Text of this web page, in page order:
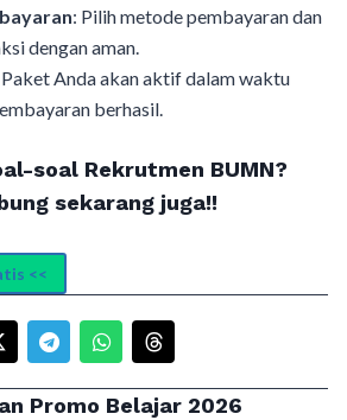
: Pilih metode pembayaran dan
dengan aman.
Paket Anda akan aktif dalam waktu
berhasil.
soal Rekrutmen BUMN?
sekarang juga!!
<<
Promo Belajar 2026